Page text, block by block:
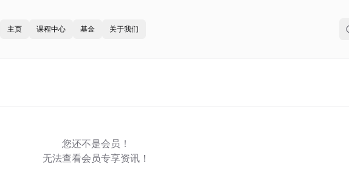
主页 课程中心 基金 关于我们
您还不是会员！
无法查看会员专享资讯！